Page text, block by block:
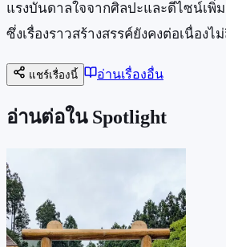
แรงบันดาลใจจากศิลปะและดีไซน์เพิ่
ซึ่งเรื่องราวสร้างสรรค์ยังคงต่อเนื่องไ
แชร์เรื่องนี้ อ่านเรื่องอื่น
อ่านต่อใน Spotlight